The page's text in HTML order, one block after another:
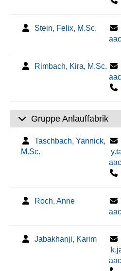
Stein, Felix, M.Sc.
Rimbach, Kira, M.Sc.
Gruppe Anlauffabrik
Taschbach, Yannick,
M.Sc.
Roch, Anne
Jabakhanji, Karim